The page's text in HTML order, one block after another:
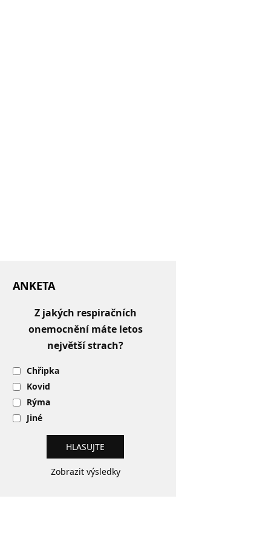
ANKETA
Z jakých respiračních
onemocnění máte letos
největší strach?
Chřipka
Kovid
Rýma
Jiné
Zobrazit výsledky